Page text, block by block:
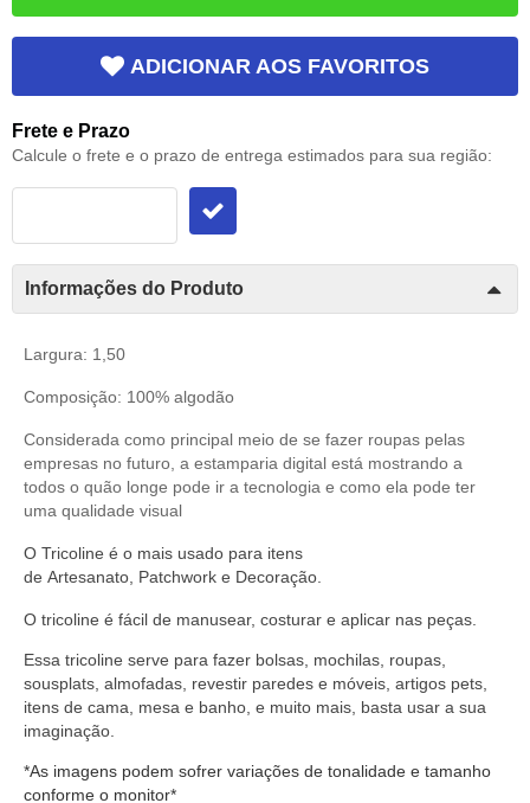
ADICIONAR AOS FAVORITOS
Frete e Prazo
Calcule o frete e o prazo de entrega estimados para sua região:
Informações do Produto
Largura: 1,50
Composição: 100% algodão
Considerada como principal meio de se fazer roupas pelas
empresas no futuro, a estamparia digital está mostrando a
todos o quão longe pode ir a tecnologia e como ela pode ter
uma qualidade visual
O Tricoline é o mais usado para itens
de Artesanato Patchwork e Decoração
O tricoline é fácil de manusear, costurar e aplicar nas peças.
Essa tricoline serve para fazer bolsas, mochilas, roupas,
sousplats, almofadas, revestir paredes e móveis, artigos pets,
itens de cama, mesa e banho, e muito mais, basta usar a sua
imaginação.
*As imagens podem sofrer variações de tonalidade e tamanho
conforme o monitor*